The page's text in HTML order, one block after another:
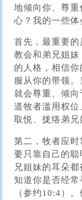
地倾向你、尊
心？我的一些体
首先，最重要
教会和弟兄姐
的人格，相信
服从你的带领
就会尊重、倾
道牧者滥用权
取悦、拢络弟兄
第二，牧者应
要只靠自己的
兄姐妹的耳朵
知道你是否经
（参约10:4）